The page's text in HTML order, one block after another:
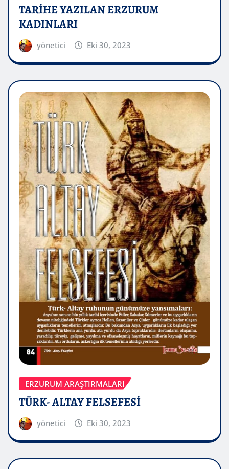
TARİHE YAZILAN ERZURUM
KADINLARI
yönetici Eki 30, 2023
ERZURUM ARAŞTIRMALARI
TÜRK- ALTAY FELSEFESİ
yönetici Eki 30, 2023